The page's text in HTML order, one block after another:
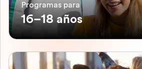
Programas para
16–18 años